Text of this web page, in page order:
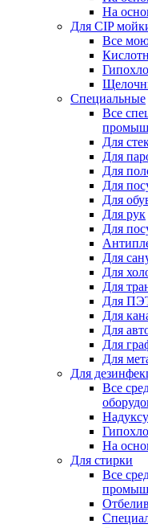
На
Для CIP
Все
Специальные
Все
Для
Для
Для
Для
Для
Для рук
Для
Для
Для
Для
Для
Для
Для
Для
Для
Для
Все
На
Для стирки
Все